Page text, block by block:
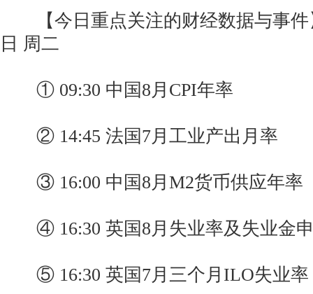
【今日重点关注的财经数据与事件
日 周二
① 09:30 中国8月CPI年率
② 14:45 法国7月工业产出月率
③ 16:00 中国8月M2货币供应年率
④ 16:30 英国8月失业率及失业金
⑤ 16:30 英国7月三个月ILO失业率